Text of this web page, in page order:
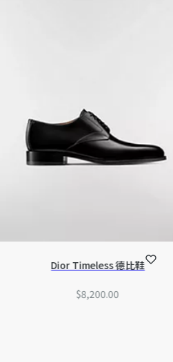
Dior Timeless 德比鞋
$8,200.00